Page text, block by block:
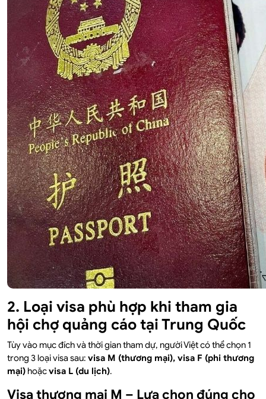
2. Loại visa phù hợp khi tham gia
hội chợ quảng cáo tại Trung Quốc
Tùy vào mục đích và thời gian tham dự, người Việt có thể chọn 1
trong 3 loại visa sau: visa M (thương mại), visa F (phi thương
mại) hoặcvisa L (du lịch).
Visa thương mại M – Lựa chọn đúng cho